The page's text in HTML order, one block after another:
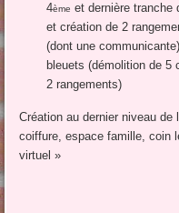
4ème et dernière tranche
et création de 2
(dont une
bleuets (démolition de 5
2 rangements)
Création au dernier niveau de
coiffure, espace famille, coin
virtuel »